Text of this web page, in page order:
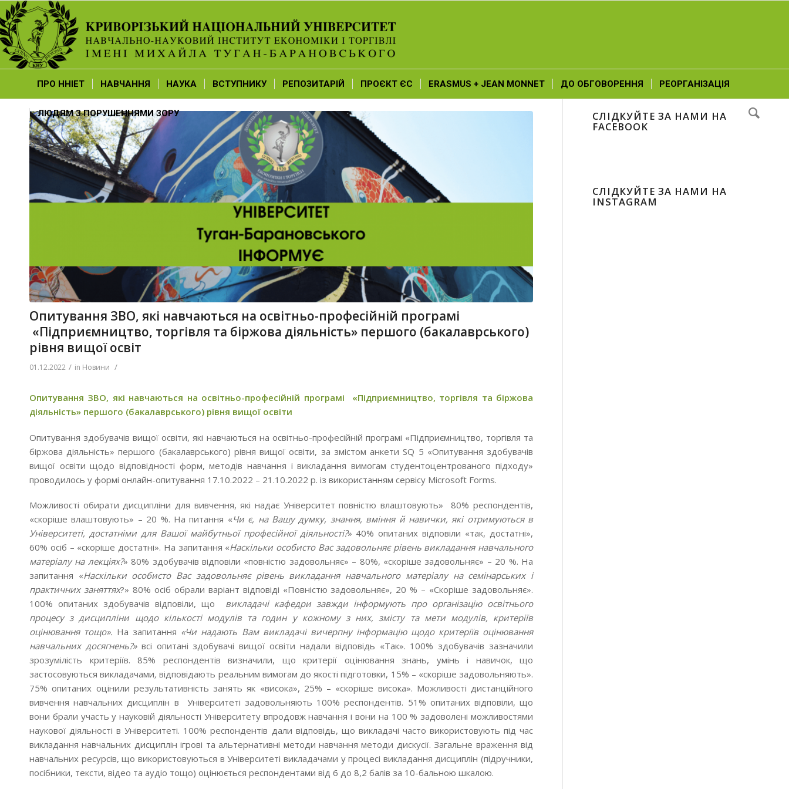
ПРО ННІЕТ НАВЧАННЯ НАУКА ВСТУПНИКУ РЕПОЗИТАРІЙ ПРОЄКТ ЄС ERASMUS + JEAN MONNET ДО ОБГОВОРЕННЯ РЕОРГАНІЗАЦІЯ
ЛЮДЯМ З ПОРУШЕННЯМИ ЗОРУ
Опитування ЗВО, які навчаються на освітньо-професійній програмі
«Підприємництво, торгівля та біржова діяльність» першого (бакалаврського)
рівня вищої освіт
01.12.2022 / in Новини /
Опитування ЗВО, які навчаються на освітньо-професійній програмі «Підприємництво, торгівля та біржова
діяльність» першого (бакалаврського) рівня вищої освіти
Опитування здобувачів вищої освіти, які навчаються на освітньо-професійній програмі «Підприємництво, торгівля та
біржова діяльність» першого (бакалаврського) рівня вищої освіти, за змістом анкети SQ 5 «Опитування здобувачів
вищої освіти щодо відповідності форм, методів навчання і викладання вимогам студентоцентрованого підходу»
проводилось у формі онлайн-опитування 17.10.2022 – 21.10.2022 р. із використанням сервісу Microsoft Forms.
Можливості обирати дисципліни для вивчення, які надає Університет повністю влаштовують» 80% респондентів,
«скоріше влаштовують» – 20 %. На питання «Чи є, на Вашу думку, знання, вміння й навички, які отримуються в
Університеті, достатніми для Вашої майбутньої професійної діяльності?» 40% опитаних відповіли «так, достатні»,
60% осіб – «скоріше достатні». На запитання «Наскільки особисто Вас задовольняє рівень викладання навчального
матеріалу на лекціях?» 80% здобувачів відповіли «повністю задовольняє» – 80%, «скоріше задовольняє» – 20 %. На
запитання «Наскільки особисто Вас задовольняє рівень викладання навчального матеріалу на семінарських і
практичних заняттях?» 80% осіб обрали варіант відповіді «Повністю задовольняє», 20 % – «Скоріше задовольняє».
100% опитаних здобувачів відповіли, що викладачі кафедри завжди інформують про організацію освітнього
процесу з дисципліни щодо кількості модулів та годин у кожному з них, змісту та мети модулів, критеріїв
оцінювання тощо». На запитання «Чи надають Вам викладачі вичерпну інформацію щодо критеріїв оцінювання
навчальних досягнень?» всі опитані здобувачі вищої освіти надали відповідь «Так». 100% здобувачів зазначили
зрозумілість критеріїв. 85% респондентів визначили, що критерії оцінювання знань, умінь і навичок, що
застосовуються викладачами, відповідають реальним вимогам до якості підготовки, 15% – «скоріше задовольняють».
75% опитаних оцінили результативність занять як «висока», 25% – «скоріше висока». Можливості дистанційного
вивчення навчальних дисциплін в Університеті задовольняють 100% респондентів. 51% опитаних відповіли, що
вони брали участь у науковій діяльності Університету впродовж навчання і вони на 100 % задоволені можливостями
наукової діяльності в Університеті. 100% респондентів дали відповідь, що викладачі часто використовують під час
викладання навчальних дисциплін ігрові та альтернативні методи навчання методи дискусії. Загальне враження від
навчальних ресурсів, що використовуються в Університеті викладачами у процесі викладання дисциплін (підручники,
посібники, тексти, відео та аудіо тощо) оцінюється респондентами від 6 до 8,2 балів за 10-бальною шкалою.
СЛІДКУЙТЕ ЗА НАМИ НА
FACEBOOK
СЛІДКУЙТЕ ЗА НАМИ НА
INSTAGRAM